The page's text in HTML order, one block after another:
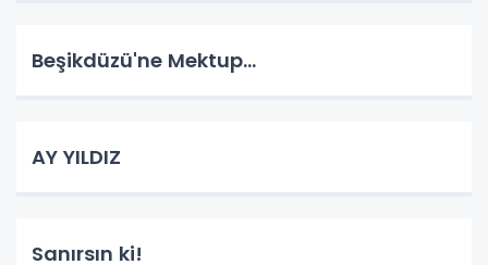
Beşikdüzü'ne Mektup...
AY YILDIZ
Sanırsın ki!